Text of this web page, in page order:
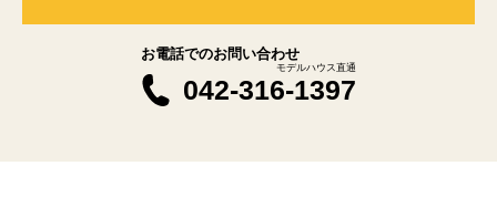
お電話でのお問い合わせ
042-316-1397
モデルハウス直通